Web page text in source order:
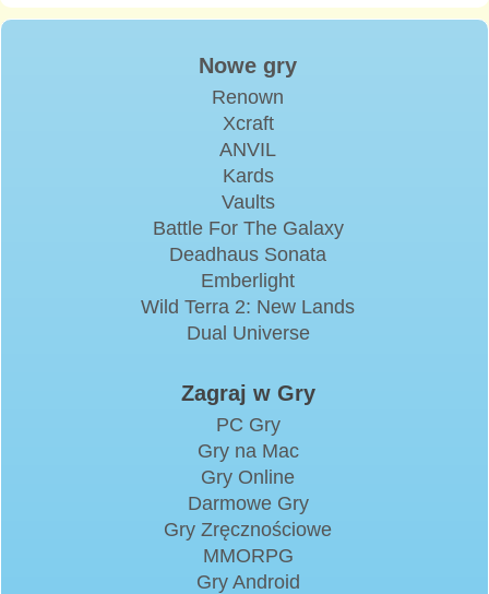
Nowe gry
Renown
Xcraft
ANVIL
Kards
Vaults
Battle For The Galaxy
Deadhaus Sonata
Emberlight
Wild Terra 2: New Lands
Dual Universe
Zagraj w Gry
PC Gry
Gry na Mac
Gry Online
Darmowe Gry
Gry Zręcznościowe
MMORPG
Gry Android